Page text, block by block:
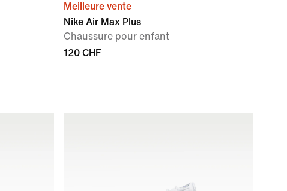
Meilleure vente
Nike Air Max Plus
Chaussure pour enfant
120 CHF